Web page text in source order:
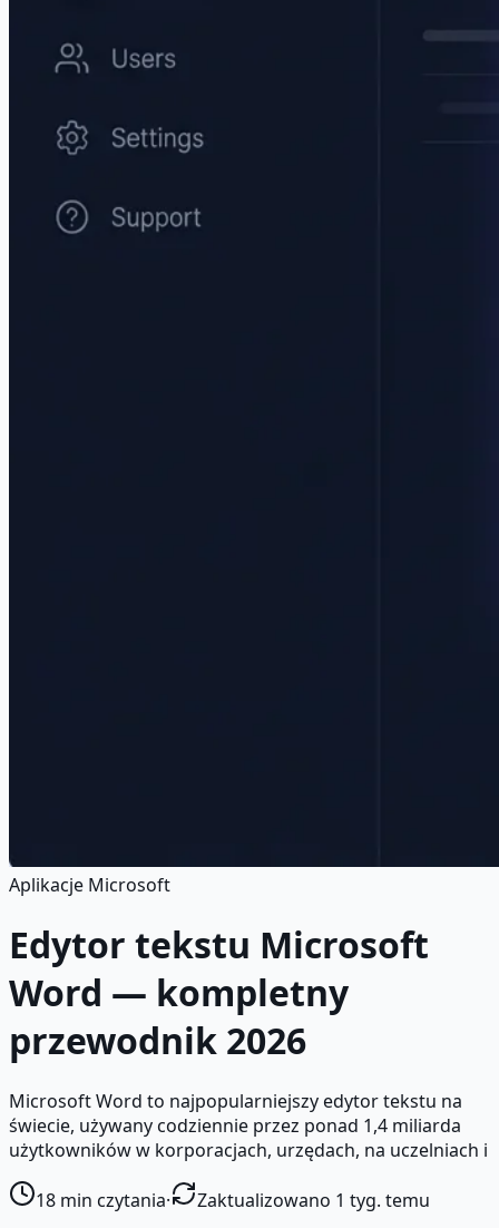
Aplikacje Microsoft
Edytor tekstu Microsoft
Word — kompletny
przewodnik 2026
Microsoft Word to najpopularniejszy edytor tekstu na
świecie, używany codziennie przez ponad 1,4 miliarda
użytkowników w korporacjach, urzędach, na uczelniach i
18 min czytania·
Zaktualizowano 1 tyg. temu